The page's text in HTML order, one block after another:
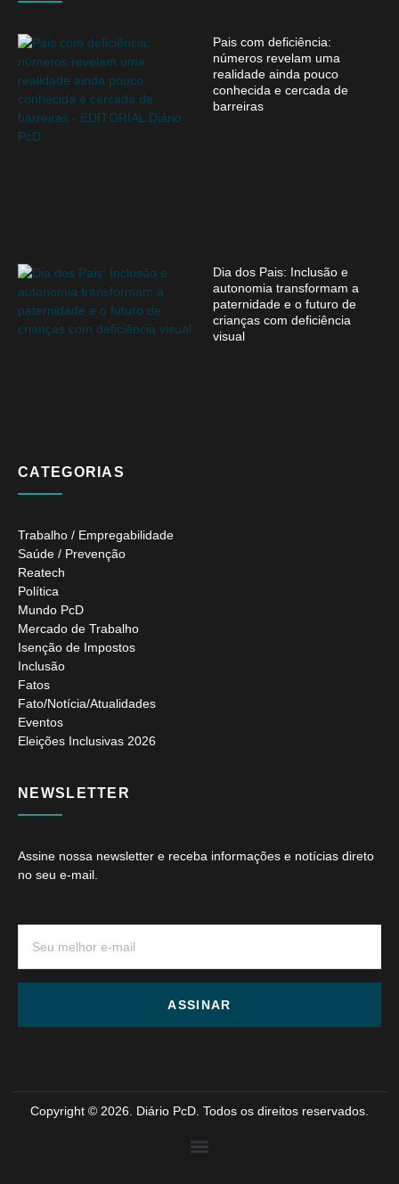
Pais com deficiência:
números revelam uma
realidade ainda pouco
conhecida e cercada de
barreiras
Dia dos Pais: Inclusão e
autonomia transformam a
paternidade e o futuro de
crianças com deficiência
visual
CATEGORIAS
Trabalho / Empregabilidade
Saúde / Prevenção
Reatech
Política
Mundo PcD
Mercado de Trabalho
Isenção de Impostos
Inclusão
Fatos
Fato/Notícia/Atualidades
Eventos
Eleições Inclusivas 2026
NEWSLETTER
Assine nossa newsletter e receba informações e notícias direto
no seu e-mail.
ASSINAR
Copyright © 2026. Diário PcD. Todos os direitos reservados.